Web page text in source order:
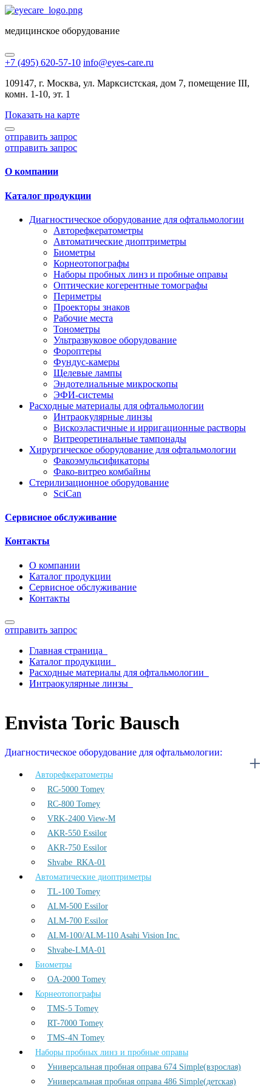
медицинское оборудование
+7 (495) 620-57-10 info@eyes-care.ru
109147, г. Москва, ул. Марксистская, дом 7, помещение III,
комн. 1-10, эт. 1
Показать на карте
отправить запрос
отправить запрос
О компании
Каталог продукции
Диагностическое оборудование для офтальмологии
Авторефкератометры
Автоматические диоптриметры
Биометры
Корнеотопографы
Наборы пробных линз и пробные оправы
Оптические когерентные томографы
Периметры
Проекторы знаков
Рабочие места
Тонометры
Ультразвуковое оборудование
Фороптеры
Фундус-камеры
Щелевые лампы
Эндотелиальные микроскопы
ЭФИ-системы
Расходные материалы для офтальмологии
Интраокулярные линзы
Вискоэластичные и ирригационные растворы
Витреоретинальные тампонады
Хирургическое оборудование для офтальмологии
Факоэмульсификаторы
Фако-витрео комбайны
Стерилизационное оборудование
SciCan
Сервисное обслуживание
Контакты
О компании
Каталог продукции
Сервисное обслуживание
Контакты
отправить запрос
Главная страница
Каталог продукции
Расходные материалы для офтальмологии
Интраокулярные линзы
Envista Toric Bausch
Диагностическое оборудование для офтальмологии:
Авторефкератометры
RC-5000 Tomey
RC-800 Tomey
VRK-2400 View-M
AKR-550 Essilor
AKR-750 Essilor
Shvabe_RKA-01
Автоматические диоптриметры
TL-100 Tomey
ALM-500 Essilor
ALM-700 Essilor
ALM-100/ALM-110 Asahi Vision Inc.
Shvabe-LMA-01
Биометры
OA-2000 Tomey
Корнеотопографы
TMS-5 Tomey
RT-7000 Tomey
TMS-4N Tomey
Наборы пробных линз и пробные оправы
Универсальная пробная оправа 674 Simple(взрослая)
Универсальная пробная оправа 486 Simple(детская)